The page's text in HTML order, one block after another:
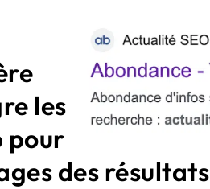
les
pour
des résultats